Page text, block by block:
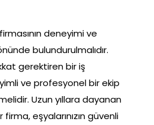
deneyimi ve
bulundurulmalıdır.
gerektiren bir iş
ve profesyonel bir ekip
Uzun yıllara dayanan
eşyalarınızın güvenli